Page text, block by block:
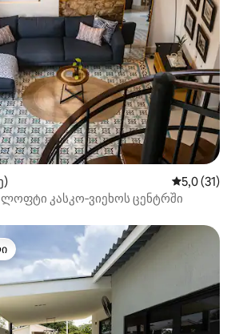
საშუალო
5,0 (31)
კასკო‑ვიეხოს ცენტრში